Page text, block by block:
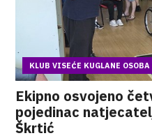
KLUB VISEĆE KUGLANE
Ekipno osvojeno
pojedinac
Škrtić